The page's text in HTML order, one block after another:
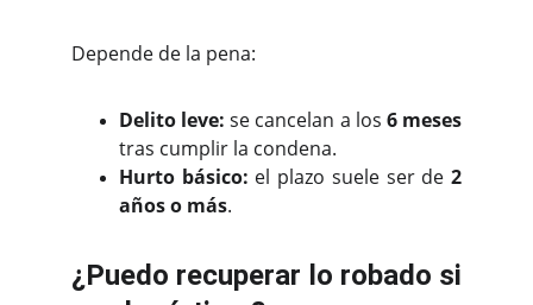
Depende de la pena:
Delito leve: se cancelan a los 6 meses
tras cumplir la condena.
Hurto básico: el plazo suele ser de2
años o más.
¿Puedo recuperar lo robado si